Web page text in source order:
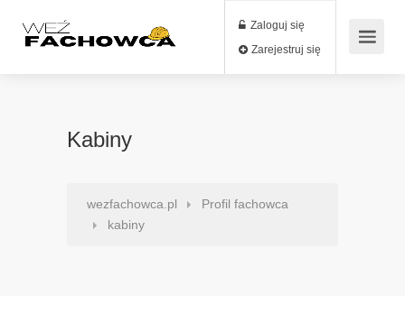
Zaloguj się
Zarejestruj się
Kabiny
wezfachowca.pl
Profil fachowca
kabiny